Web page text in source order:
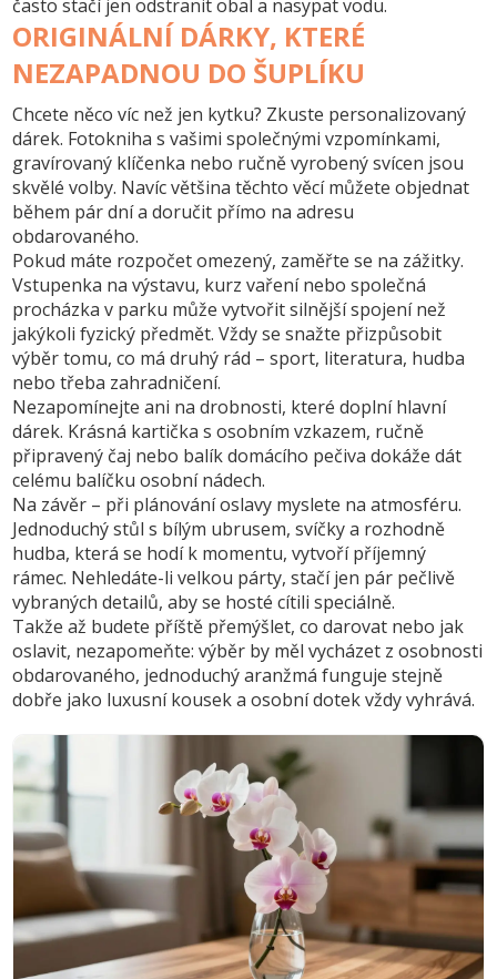
často stačí jen odstranit obal a nasypat vodu.
ORIGINÁLNÍ DÁRKY, KTERÉ
NEZAPADNOU DO ŠUPLÍKU
Chcete něco víc než jen kytku? Zkuste personalizovaný
dárek. Fotokniha s vašimi společnými vzpomínkami,
gravírovaný klíčenka nebo ručně vyrobený svícen jsou
skvělé volby. Navíc většina těchto věcí můžete objednat
během pár dní a doručit přímo na adresu
obdarovaného.
Pokud máte rozpočet omezený, zaměřte se na zážitky.
Vstupenka na výstavu, kurz vaření nebo společná
procházka v parku může vytvořit silnější spojení než
jakýkoli fyzický předmět. Vždy se snažte přizpůsobit
výběr tomu, co má druhý rád – sport, literatura, hudba
nebo třeba zahradničení.
Nezapomínejte ani na drobnosti, které doplní hlavní
dárek. Krásná kartička s osobním vzkazem, ručně
připravený čaj nebo balík domácího pečiva dokáže dát
celému balíčku osobní nádech.
Na závěr – při plánování oslavy myslete na atmosféru.
Jednoduchý stůl s bílým ubrusem, svíčky a rozhodně
hudba, která se hodí k momentu, vytvoří příjemný
rámec. Nehledáte-li velkou párty, stačí jen pár pečlivě
vybraných detailů, aby se hosté cítili speciálně.
Takže až budete příště přemýšlet, co darovat nebo jak
oslavit, nezapomeňte: výběr by měl vycházet z osobnosti
obdarovaného, jednoduchý aranžmá funguje stejně
dobře jako luxusní kousek a osobní dotek vždy vyhrává.